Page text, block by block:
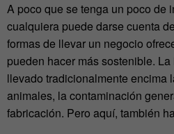
A poco que se tenga un poco de
cualquiera puede darse cuenta
formas de llevar un negocio
pueden hacer más sostenible.
llevado tradicionalmente encima
animales, la contaminación
fabricación. Pero aquí, también